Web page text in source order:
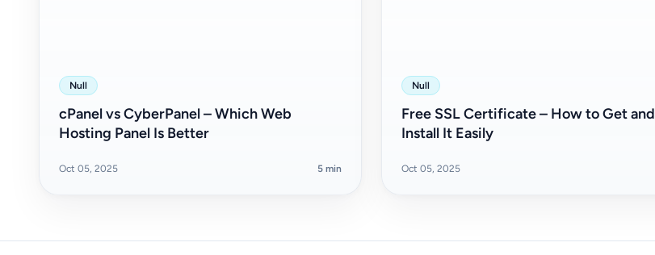
Null
cPanel vs CyberPanel – Which Web
Hosting Panel Is Better
Oct 05, 2025 5 min
Null
Free SSL Certificate – How to Get and
Install It Easily
Oct 05, 2025